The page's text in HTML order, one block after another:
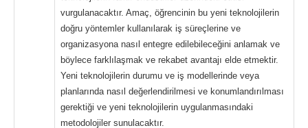
vurgulanacaktır. Amaç, öğrencinin bu yeni teknolojilerin
doğru yöntemler kullanılarak iş süreçlerine ve
organizasyona nasıl entegre edilebileceğini anlamak ve
böylece farklılaşmak ve rekabet avantajı elde etmektir.
Yeni teknolojilerin durumu ve iş modellerinde veya
planlarında nasıl değerlendirilmesi ve konumlandırılması
gerektiği ve yeni teknolojilerin uygulanmasındaki
metodolojiler sunulacaktır.